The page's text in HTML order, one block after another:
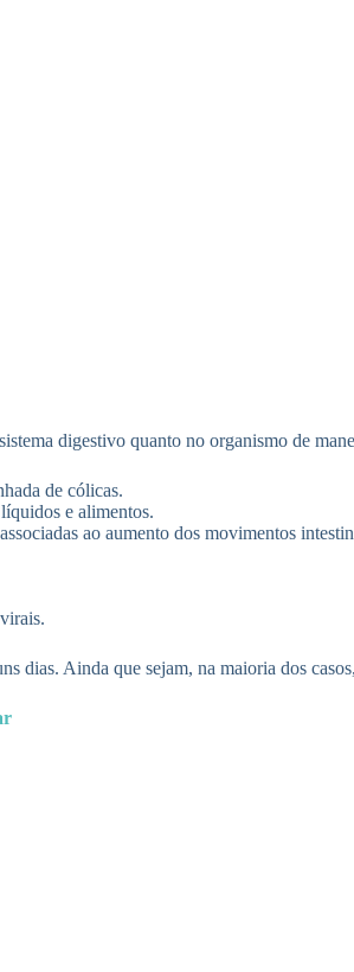
digestivo quanto no organismo de
de cólicas.
e alimentos.
ao aumento dos movimentos
dias. Ainda que sejam, na maioria dos